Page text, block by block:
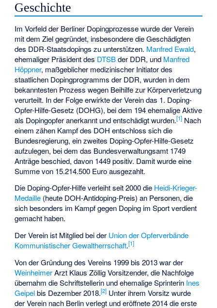
Geschichte
Im Vorfeld der Berliner Dopingprozesse wurde der Verein
mit dem Ziel gegründet, insbesondere die Geschädigten
des DDR-Staatsdopings zu unterstützen. Manfred Ewald,
ehemaliger Präsident des DTSBder DDR, und Manfred
Höppner, maßgeblicher medizinischer Initiator des
staatlichen Dopingprogramms der DDR, wurden in dem
bekanntesten Prozess wegen Beihilfe zur Körperverletzung
verurteilt. In der Folge erwirkte der Verein das 1. Doping-
Opfer-Hilfe-Gesetz (DOHG), bei dem 194 ehemalige Aktive
als Dopingopfer anerkannt und entschädigt wurden.[1] Nach
einem zähen Kampf des DOH entschloss sich die
Bundesregierung, ein zweites Doping-Opfer-Hilfe-Gesetz
aufzulegen, bei dem das Bundesverwaltungsamt 1749
Anträge beschied, davon 1449 positiv. Damit wurde eine
Summe von 15.214.500 Euro ausgezahlt.
Die Doping-Opfer-Hilfe verleiht seit 2000 die Heidi-Krieger-
Medaille (heute DOH-Antidoping-Preis) an Personen, die
sich besonders im Kampf gegen Doping im Sport verdient
gemacht haben.
Der Verein ist Mitglied bei der Union der Opferverbände
Kommunistischer Gewaltherrschaft.[1]
Von der Gründung des Vereins 1999 bis 2013 war der
WeinheimerArzt Klaus Zöllig Vorsitzender, die Nachfolge
übernahm die Schriftstellerin und ehemalige Sprinterin Ines
Geipelbis Dezember 2018.[2] Unter ihrem Vorsitz wurde
der Verein nach Berlin verlegt und eröffnete 2014 die erste